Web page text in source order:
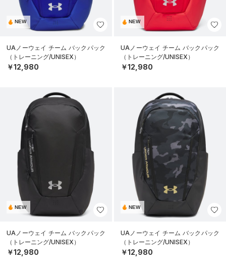
NEW
UAノーウェイ チーム バックパック
（トレーニング/UNISEX）
￥12,980
NEW
UAノーウェイ チーム バックパック
（トレーニング/UNISEX）
￥12,980
NEW
UAノーウェイ チーム バックパック
（トレーニング/UNISEX）
￥12,980
NEW
UAノーウェイ チーム バックパック
（トレーニング/UNISEX）
￥12,980